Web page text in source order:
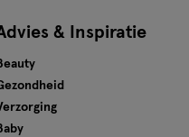
& Inspiratie